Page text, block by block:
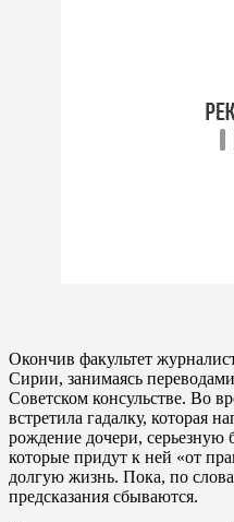
Окончив факультет
Сирии, занимаясь
Советском консульстве. Во
встретила гадалку, которая
рождение дочери, серьезную
которые придут к ней «от
долгую жизнь. Пока, по
предсказания сбываются.